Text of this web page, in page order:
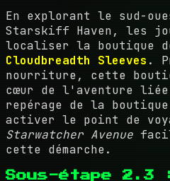
En explorant le sud-
Starskiff Haven, les
localiser la boutique
Cloudbreadth Sleeves .
nourriture, cette
cœur de l'aventure
repérage de la
activer le point de
Starwatcher Avenue
cette démarche.
Sous-étape 2.3